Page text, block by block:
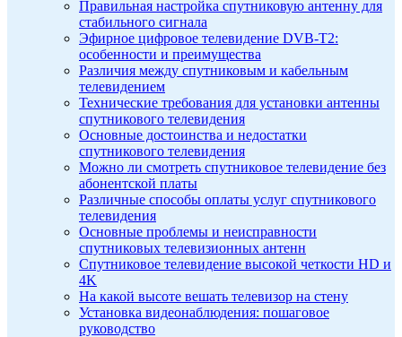
Правильная настройка спутниковую антенну для
стабильного сигнала
Эфирное цифровое телевидение DVB-T2:
особенности и преимущества
Различия между спутниковым и кабельным
телевидением
Технические требования для установки антенны
спутникового телевидения
Основные достоинства и недостатки
спутникового телевидения
Можно ли смотреть спутниковое телевидение без
абонентской платы
Различные способы оплаты услуг спутникового
телевидения
Основные проблемы и неисправности
спутниковых телевизионных антенн
Спутниковое телевидение высокой четкости HD и
4K
На какой высоте вешать телевизор на стену
Установка видеонаблюдения: пошаговое
руководство